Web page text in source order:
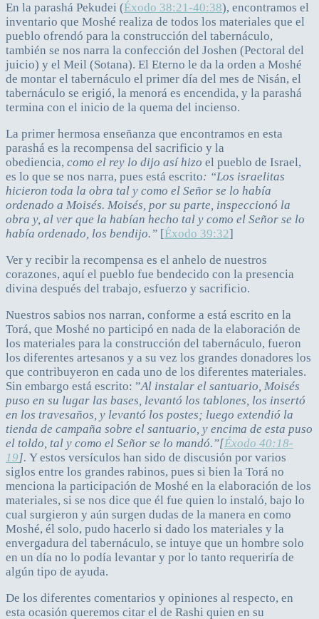
En la parashá Pekudei (Éxodo 38:21-40:38), encontramos el
inventario que Moshé realiza de todos los materiales que el
pueblo ofrendó para la construcción del tabernáculo,
también se nos narra la confección del Joshen (Pectoral del
juicio) y el Meil (Sotana). El Eterno le da la orden a Moshé
de montar el tabernáculo el primer día del mes de Nisán, el
tabernáculo se erigió, la menorá es encendida, y la parashá
termina con el inicio de la quema del incienso.
La primer hermosa enseñanza que encontramos en esta
parashá es la recompensa del sacrificio y la
obediencia, como el rey lo dijo así hizo el pueblo de Israel,
es lo que se nos narra, pues está escrito: “Los israelitas
hicieron toda la obra tal y como el Señor se lo había
ordenado a Moisés. Moisés, por su parte, inspeccionó la
obra y, al ver que la habían hecho tal y como el Señor se lo
había ordenado, los bendijo.” [Éxodo 39:32]
Ver y recibir la recompensa es el anhelo de nuestros
corazones, aquí el pueblo fue bendecido con la presencia
divina después del trabajo, esfuerzo y sacrificio.
Nuestros sabios nos narran, conforme a está escrito en la
Torá, que Moshé no participó en nada de la elaboración de
los materiales para la construcción del tabernáculo, fueron
los diferentes artesanos y a su vez los grandes donadores los
que contribuyeron en cada uno de los diferentes materiales.
Sin embargo está escrito: ”Al instalar el santuario, Moisés
puso en su lugar las bases, levantó los tablones, los insertó
en los travesaños, y levantó los postes; luego extendió la
tienda de campaña sobre el santuario, y encima de esta puso
el toldo, tal y como el Señor se lo mandó.”[Éxodo 40:18-
19]. Y estos versículos han sido de discusión por varios
siglos entre los grandes rabinos, pues si bien la Torá no
menciona la participación de Moshé en la elaboración de los
materiales, si se nos dice que él fue quien lo instaló, bajo lo
cual surgieron y aún surgen dudas de la manera en como
Moshé, él solo, pudo hacerlo si dado los materiales y la
envergadura del tabernáculo, se intuye que un hombre solo
en un día no lo podía levantar y por lo tanto requeriría de
algún tipo de ayuda.
De los diferentes comentarios y opiniones al respecto, en
esta ocasión queremos citar el de Rashi quien en su